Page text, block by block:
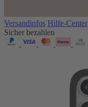
Versandinfos Hilfe-Center
Sicher bezahlen